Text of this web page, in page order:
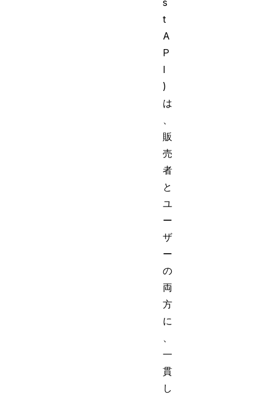
s
t
A
P
I
)
は
、
販
売
者
と
ユ
ー
ザ
ー
の
両
方
に
、
一
貫
し